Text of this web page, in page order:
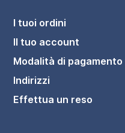
I tuoi ordini
Il tuo account
Modalità di pagamento
Indirizzi
Effettua un reso